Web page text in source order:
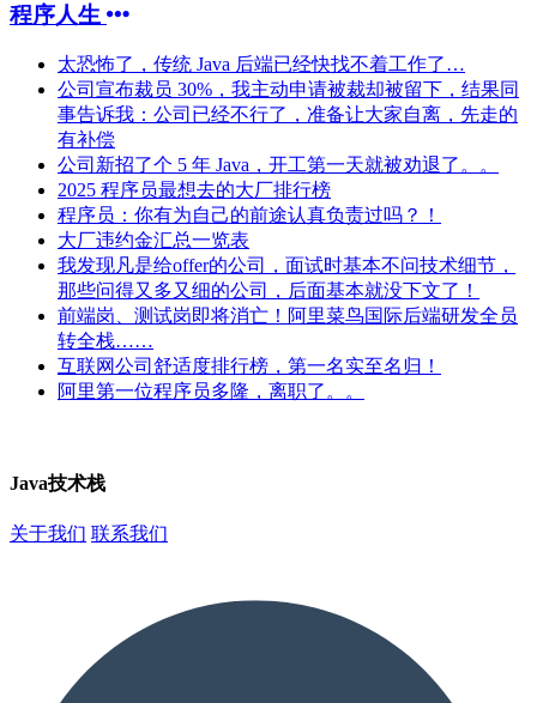
程序人生
太恐怖了，传统 Java 后端已经快找不着工作了…
公司宣布裁员 30%，我主动申请被裁却被留下，结果同
事告诉我：公司已经不行了，准备让大家自离，先走的
有补偿
公司新招了个 5 年 Java，开工第一天就被劝退了。。
2025 程序员最想去的大厂排行榜
程序员：你有为自己的前途认真负责过吗？！
大厂违约金汇总一览表
我发现凡是给offer的公司，面试时基本不问技术细节，
那些问得又多又细的公司，后面基本就没下文了！
前端岗、测试岗即将消亡！阿里菜鸟国际后端研发全员
转全栈……
互联网公司舒适度排行榜，第一名实至名归！
阿里第一位程序员多隆，离职了。。
Java技术栈
关于我们 联系我们